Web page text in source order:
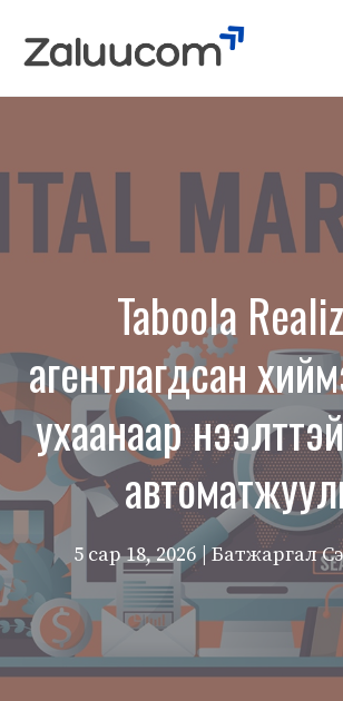
Taboola
агентлагдсан
ухаанаар
5 сар 18, 2026 | Батжаргал